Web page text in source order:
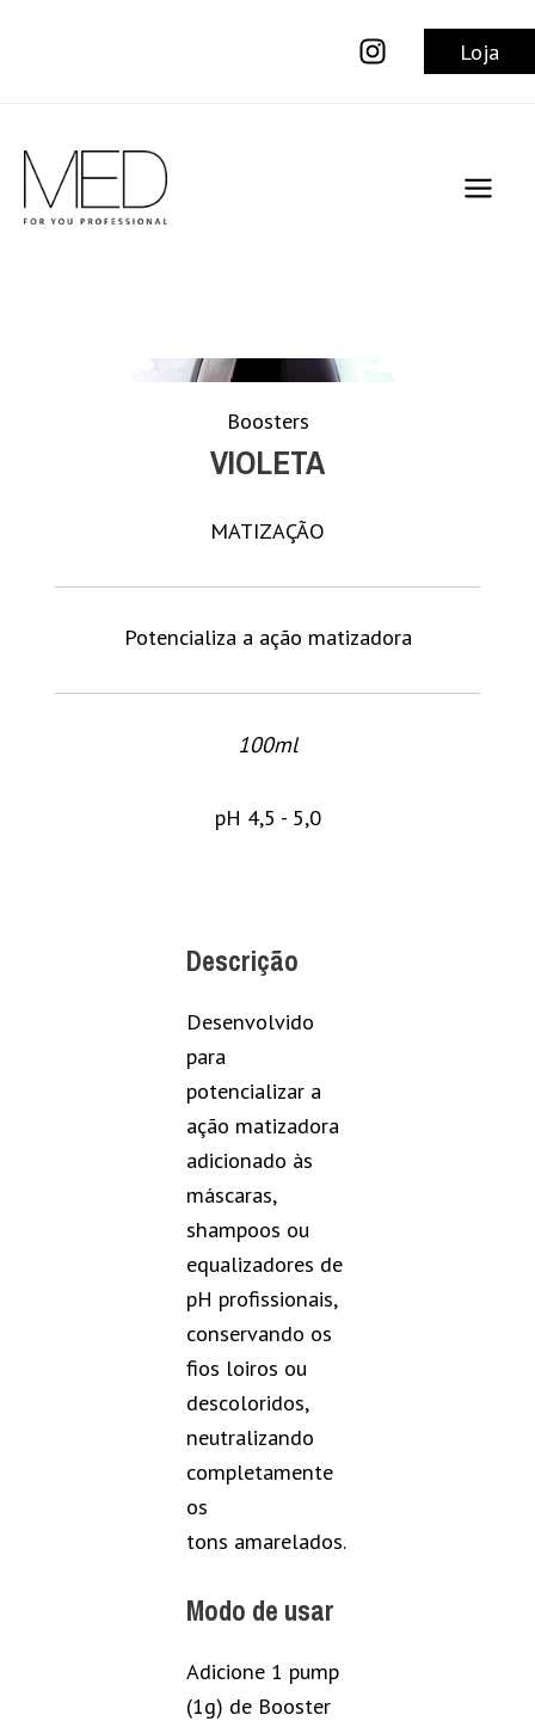
Loja
Boosters
VIOLETA
MATIZAÇÃO
Potencializa a ação matizadora
100ml
pH 4,5 - 5,0
Descrição
Desenvolvido
para
potencializar a
ação matizadora
adicionado às
máscaras,
shampoos ou
equalizadores de
pH profissionais,
conservando os
fios loiros ou
descoloridos,
neutralizando
completamente
os
tons amarelados.
Modo de usar
Adicione 1 pump
(1g) de Booster